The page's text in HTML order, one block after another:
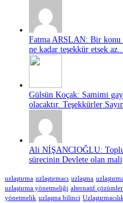
Fatma ARSLAN: Bir konu
ne kadar teşekkür etsek
Gülsün Koçak: Samimi
olacaktır. Teşekkürler
Ali NİŞANCIOĞLU:
sürecinin Devlete olan
uzlaştırma uzlaştırmacı uzlaşma
uzlaştırma yönetmeliği alternatif çözümler
yönetmelik uzlaşma bilinci